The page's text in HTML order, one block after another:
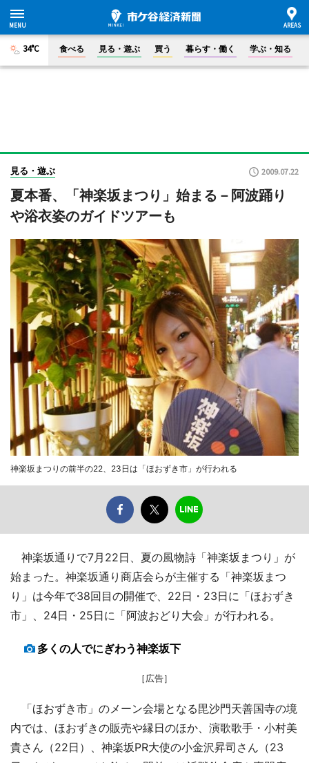
34°C 食べる 見る・遊ぶ 買う 暮らす・働く 学ぶ・知る
見る・遊ぶ 2009.07.22
夏本番、「神楽坂まつり」始まる－阿波踊り
や浴衣姿のガイドツアーも
神楽坂まつりの前半の22、23日は「ほおずき市」が行われる
神楽坂通りで7月22日、夏の風物詩「神楽坂まつり」が
始まった。神楽坂通り商店会らが主催する「神楽坂まつ
り」は今年で38回目の開催で、22日・23日に「ほおずき
市」、24日・25日に「阿波おどり大会」が行われる。
多くの人でにぎわう神楽坂下
［広告］
「ほおずき市」のメーン会場となる毘沙門天善国寺の境
内では、ほおずきの販売や縁日のほか、演歌歌手・小村美
貴さん（22日）、神楽坂PR大使の小金沢昇司さん（23